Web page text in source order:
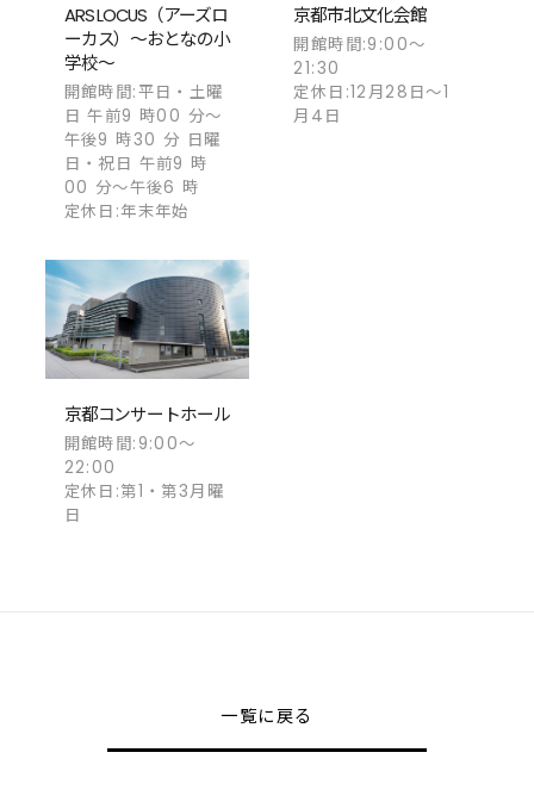
ARS LOCUS（アーズロ
ーカス）～おとなの小
学校～
開館時間:平日・土曜
日 午前9 時00 分～
午後9 時30 分 日曜
日・祝日 午前9 時
00 分～午後6 時
定休日:年末年始
京都市北文化会館
開館時間:9:00～
21:30
定休日:12月28日～1
月4日
京都コンサートホール
開館時間:9:00～
22:00
定休日:第1・第3月曜
日
一覧に戻る